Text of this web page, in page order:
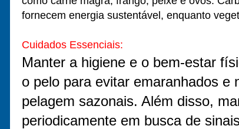
fornecem energia sustentável, enquanto
Cuidados Essenciais:
Manter a higiene e o bem-estar
o pelo para evitar emaranhados e
pelagem sazonais. Além disso,
periodicamente em busca de